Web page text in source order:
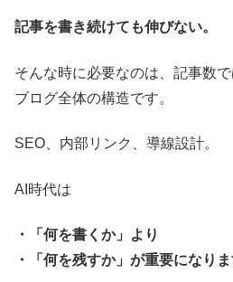
記事を書き続けても伸びない。
そんな時に必要なのは、記事数で
ブログ全体の構造です。
SEO、内部リンク、導線設計。
AI時代は
・「何を書くか」より
・「何を残すか」が重要になりま